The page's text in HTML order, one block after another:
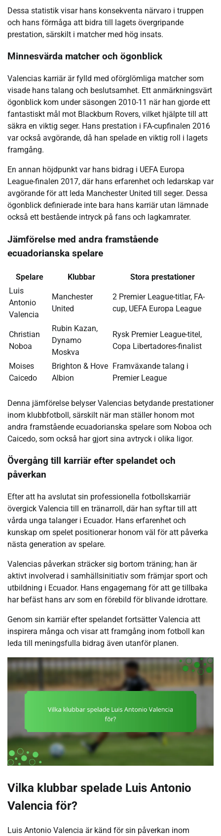
Dessa statistik visar hans konsekventa närvaro i truppen
och hans förmåga att bidra till lagets övergripande
prestation, särskilt i matcher med hög insats.
Minnesvärda matcher och ögonblick
Valencias karriär är fylld med oförglömliga matcher som
visade hans talang och beslutsamhet. Ett anmärkningsvärt
ögonblick kom under säsongen 2010-11 när han gjorde ett
fantastiskt mål mot Blackburn Rovers, vilket hjälpte till att
säkra en viktig seger. Hans prestation i FA-cupfinalen 2016
var också avgörande, då han spelade en viktig roll i lagets
framgång.
En annan höjdpunkt var hans bidrag i UEFA Europa
League-finalen 2017, där hans erfarenhet och ledarskap var
avgörande för att leda Manchester United till seger. Dessa
ögonblick definierade inte bara hans karriär utan lämnade
också ett bestående intryck på fans och lagkamrater.
Jämförelse med andra framstående
ecuadorianska spelare
Spelare Klubbar
Stora prestationer
Luis
Antonio
Valencia
Manchester
United
2 Premier League-titlar, FA-
cup, UEFA Europa League
Christian
Noboa
Rubin Kazan,
Dynamo
Moskva
Rysk Premier League-titel,
Copa Libertadores-finalist
Moises
Caicedo
Brighton & Hove
Albion
Framväxande talang i
Premier League
Denna jämförelse belyser Valencias betydande prestationer
inom klubbfotboll, särskilt när man ställer honom mot
andra framstående ecuadorianska spelare som Noboa och
Caicedo, som också har gjort sina avtryck i olika ligor.
Övergång till karriär efter spelandet och
påverkan
Efter att ha avslutat sin professionella fotbollskarriär
övergick Valencia till en tränarroll, där han syftar till att
vårda unga talanger i Ecuador. Hans erfarenhet och
kunskap om spelet positionerar honom väl för att påverka
nästa generation av spelare.
Valencias påverkan sträcker sig bortom träning; han är
aktivt involverad i samhällsinitiativ som främjar sport och
utbildning i Ecuador. Hans engagemang för att ge tillbaka
har befäst hans arv som en förebild för blivande idrottare.
Genom sin karriär efter spelandet fortsätter Valencia att
inspirera många och visar att framgång inom fotboll kan
leda till meningsfulla bidrag även utanför planen.
Vilka klubbar spelade Luis Antonio
Valencia för?
Luis Antonio Valencia är känd för sin påverkan inom